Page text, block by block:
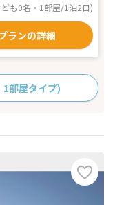
も0名・1部屋/1泊2日)
ランの詳細
1部屋タイプ)